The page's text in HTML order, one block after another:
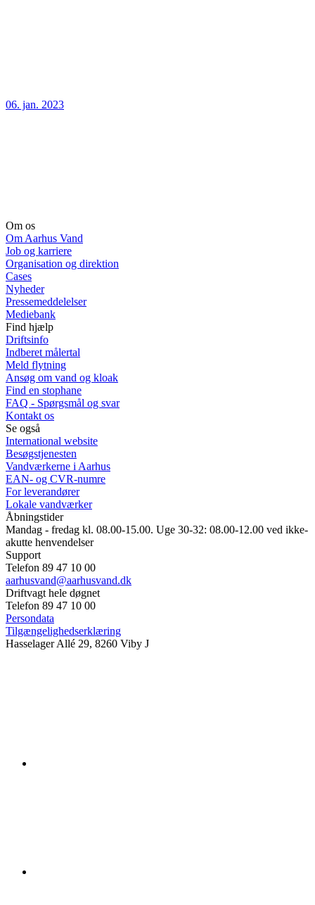
06. jan. 2023
Om os
Om Aarhus Vand
Job og karriere
Organisation og direktion
Cases
Nyheder
Pressemeddelelser
Mediebank
Find hjælp
Driftsinfo
Indberet målertal
Meld flytning
Ansøg om vand og kloak
Find en stophane
FAQ - Spørgsmål og svar
Kontakt os
Se også
International website
Besøgstjenesten
Vandværkerne i Aarhus
EAN- og CVR-numre
For leverandører
Lokale vandværker
Åbningstider
Mandag - fredag kl. 08.00-15.00. Uge 30-32: 08.00-12.00 ved ikke-
akutte henvendelser
Support
Telefon 89 47 10 00
aarhusvand@aarhusvand.dk
Driftvagt hele døgnet
Telefon 89 47 10 00
Persondata
Tilgængelighedserklæring
Hasselager Allé 29, 8260 Viby J